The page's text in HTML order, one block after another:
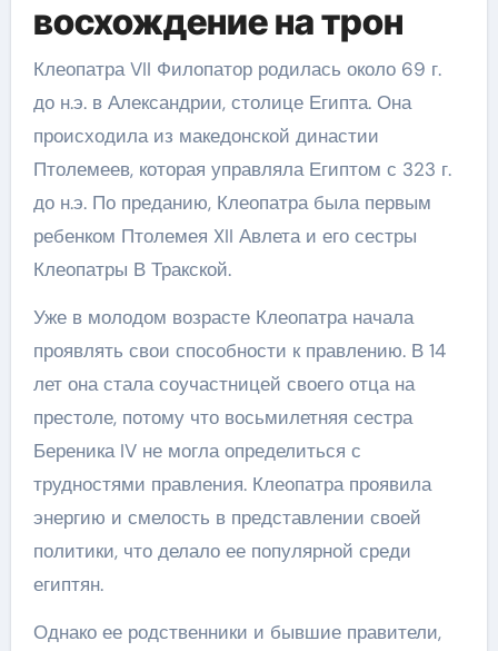
восхождение на трон
Клеопатра VII Филопатор родилась около 69 г.
до н.э. в Александрии, столице Египта. Она
происходила из македонской династии
Птолемеев, которая управляла Египтом с 323 г.
до н.э. По преданию, Клеопатра была первым
ребенком Птолемея XII Авлета и его сестры
Клеопатры В Тракской.
Уже в молодом возрасте Клеопатра начала
проявлять свои способности к правлению. В 14
лет она стала соучастницей своего отца на
престоле, потому что восьмилетняя сестра
Береника IV не могла определиться с
трудностями правления. Клеопатра проявила
энергию и смелость в представлении своей
политики, что делало ее популярной среди
египтян.
Однако ее родственники и бывшие правители,